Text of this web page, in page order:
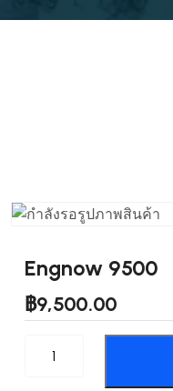
Engnow 9500
฿9,500.00